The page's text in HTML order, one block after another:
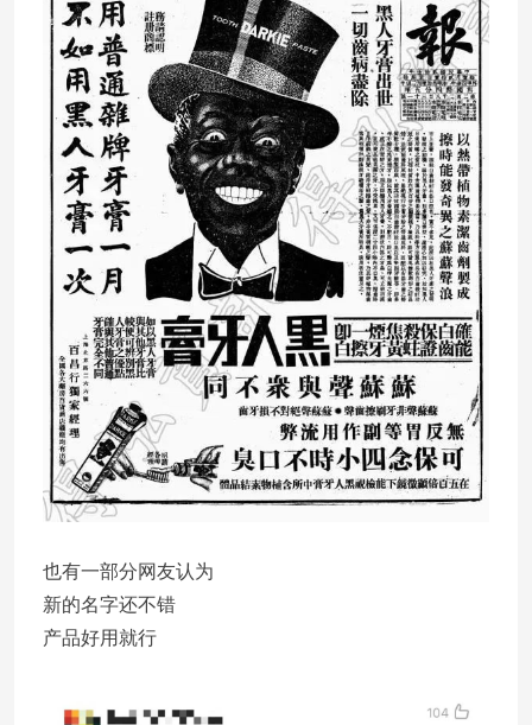
也有一部分网友认为
新的名字还不错
产品好用就行